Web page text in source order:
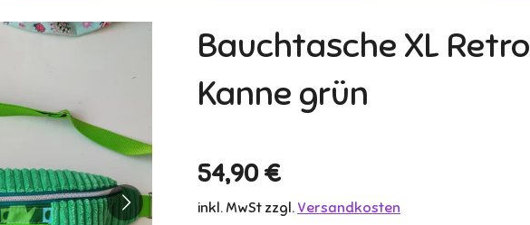
Bauchtasche XL Retro
Kanne grün
54,90 €
inkl. MwSt zzgl. Versandkosten